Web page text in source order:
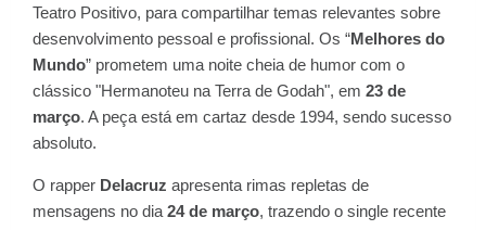
Teatro Positivo, para compartilhar temas relevantes sobre
desenvolvimento pessoal e profissional. Os “Melhores do
Mundo” prometem uma noite cheia de humor com o
clássico "Hermanoteu na Terra de Godah", em 23 de
março. A peça está em cartaz desde 1994, sendo sucesso
absoluto.
O rapper Delacruz apresenta rimas repletas de
mensagens no dia 24 de março, trazendo o single recente